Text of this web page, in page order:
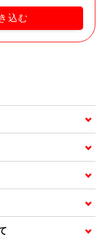
込む